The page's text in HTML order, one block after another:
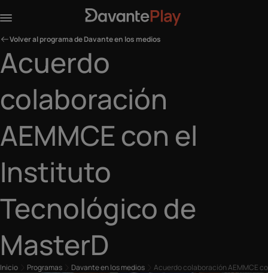
Volver al programa de Davante en los medios
Acuerdo
colaboración
AEMMCE con el
Instituto
Tecnológico de
MasterD
Inicio Programas Davante en los medios Acuerdo colaboración AEMMCE